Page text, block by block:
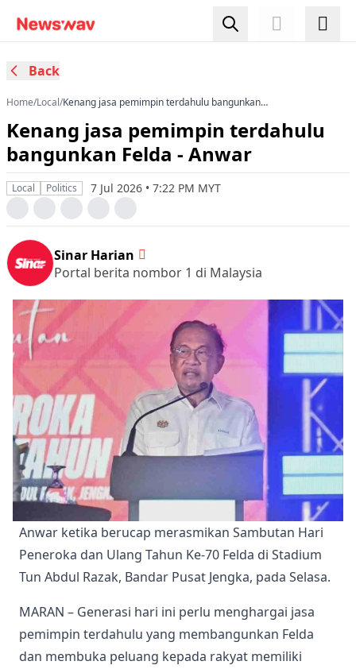
Back
Home/Local/Kenang jasa pemimpin terdahulu bangunkan
Kenang jasa pemimpin terdahulu
bangunkan Felda - Anwar
Local Politics 7 Jul 2026 • 7:22 PM MYT
Sinar Harian
Portal berita nombor 1 di Malaysia
Anwar ketika berucap merasmikan Sambutan Hari
Peneroka dan Ulang Tahun Ke-70 Felda di Stadium
Tun Abdul Razak, Bandar Pusat Jengka, pada Selasa.
MARAN – Generasi hari ini perlu menghargai jasa
pemimpin terdahulu yang membangunkan Felda
dan membuka peluang kepada rakyat memiliki